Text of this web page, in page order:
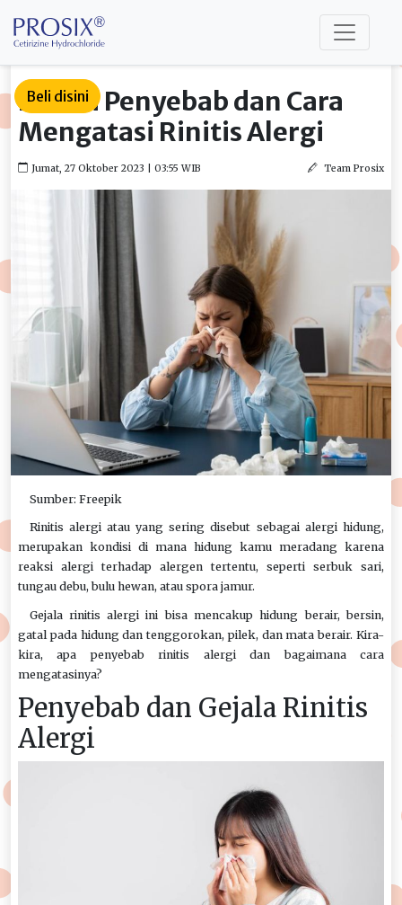
Beli disini
Kenali Penyebab dan Cara
Mengatasi Rinitis Alergi
Jumat, 27 Oktober 2023 | 03:55 WIB Team Prosix
Sumber: Freepik
Rinitis alergi atau yang sering disebut sebagai alergi hidung,
merupakan kondisi di mana hidung kamu meradang karena
reaksi alergi terhadap alergen tertentu, seperti serbuk sari,
tungau debu, bulu hewan, atau spora jamur.
Gejala rinitis alergi ini bisa mencakup hidung berair, bersin,
gatal pada hidung dan tenggorokan, pilek, dan mata berair. Kira-
kira, apa penyebab rinitis alergi dan bagaimana cara
mengatasinya?
Penyebab dan Gejala Rinitis
Alergi